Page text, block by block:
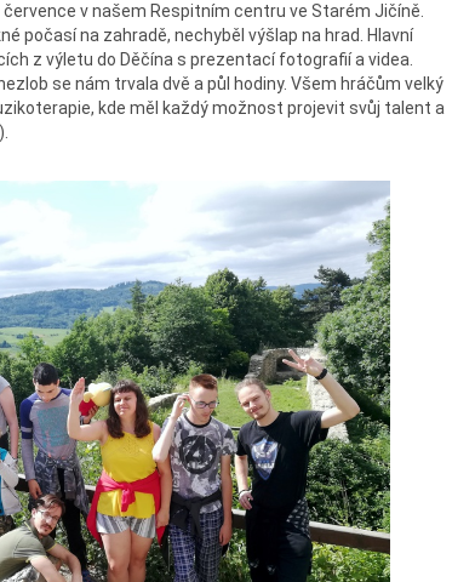
v našem Respitním centru ve Starém Jičíně.
počasí na zahradě, nechyběl výšlap na hrad. Hlavní
z výletu do Děčína s prezentací fotografií a videa.
se nám trvala dvě a půl hodiny. Všem hráčům velký
kde měl každý možnost projevit svůj talent a
).